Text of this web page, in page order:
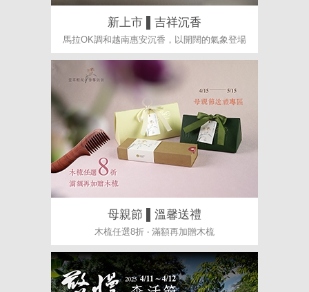
新上市 ▌吉祥沉香
馬拉OK調和越南惠安沉香，以開闊的氣象登場
母親節 ▌溫馨送禮
木梳任選8折 ‧ 滿額再加贈木梳